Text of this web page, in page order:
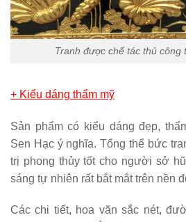
Tranh được chế tác thủ công
+ Kiểu dáng thẩm mỹ
Sản phẩm có kiểu dáng đẹp,
Sen Hạc ý nghĩa. Tổng thể bức
trị phong thủy tốt cho người sở
sáng tự nhiên rất bắt mắt trên nền
Các chi tiết, hoa văn sắc nét,